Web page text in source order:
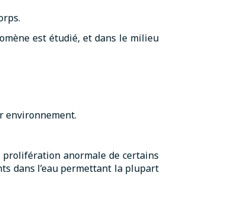
est étudié, et dans le milieu
environnement.
prolifération anormale de certains
dans l’eau permettant la plupart